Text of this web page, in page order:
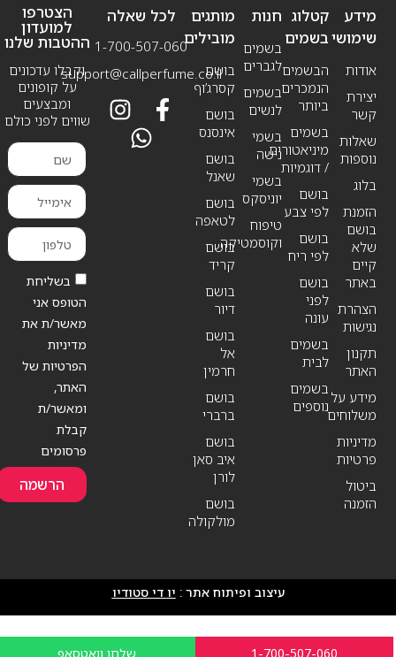
מידע
שימושי
אודות
יצירת
קשר
שאלות
נוספות
בלוג
הזמנת
בושם
שלא
קיים
באתר
הצהרת
נגישות
תקנון
האתר
מידע על
משלוחים
מדיניות
פרטיות
ביטול
הזמנה
חנות
בשמים
לגברים
בשמים
לנשים
בשמי
נישה
בשמי
יוניסקס
טיפוח
וקוסמטיקה
קטלוג
בשמים
הבשמים
הנמכרים
ביותר
בשמים
מיניאטורים
/ דוגמיות
בושם
לפי צבע
בושם
לפי ריח
בושם
לפני
עונה
בשמים
לבית
בשמים
נוספים
מותגים
מובילים
בושם
קסרג’וף
בושם
אינסנס
בושם
שאנל
בושם
לטאפה
בושם
קריד
בושם
דיור
בושם
אל
חרמין
בושם
ברברי
בושם
איב סאן
לורן
בושם
מולקולה
לכל שאלה
1-700-507-060
support@callperfume.co.il
הצטרפו
למועדון
ההטבות שלנו
וקבלו עדכונים
על קופונים
ומבצעים
שווים לפני כולם
בשליחת
הטופס אני
מאשר/ת את
מדיניות
הפרטיות של
האתר,
ומאשר/ת
קבלת
פרסומים
הרשמה
עיצוב ופיתוח אתר : יו די סטודיו
1-700-507-060 שלחו וואטסאפ